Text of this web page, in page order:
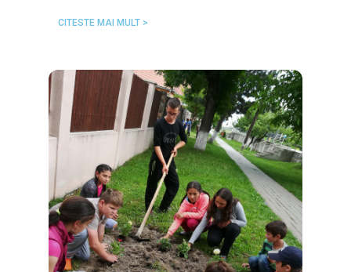
CITESTE MAI MULT >